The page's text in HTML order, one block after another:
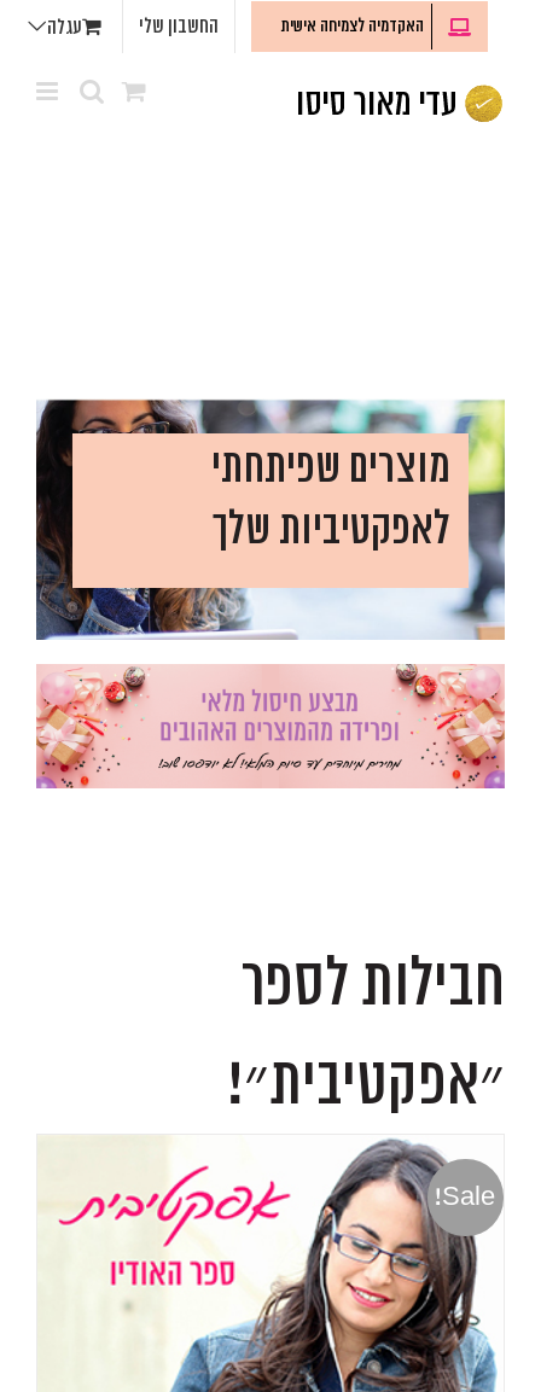
האקדמיה לצמיחה אישית החשבון שלי עגלה
מוצרים שפיתחתי
לאפקטיביות שלך
חבילות לספר
״אפקטיבית״!
Sale!